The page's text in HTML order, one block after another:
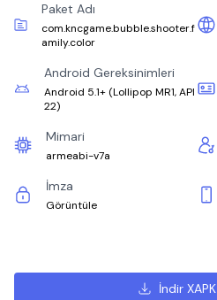
Paket Adı
com.kncgame.bubble.shooter.f
amily.color
Android Gereksinimleri
Android 5.1+ (Lollipop MR1, API
22)
Mimari
armeabi-v7a
İmza
Görüntüle
İndir XAPK